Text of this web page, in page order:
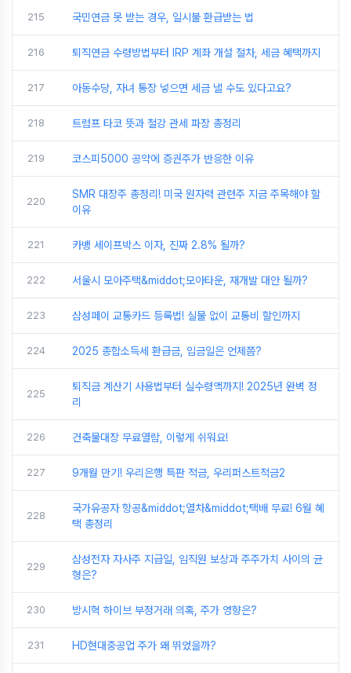
215 국민연금 못 받는 경우, 일시불 환급받는 법
216 퇴직연금 수령방법부터 IRP 계좌 개설 절차, 세금 혜택까지
217 아동수당, 자녀 통장 넣으면 세금 낼 수도 있다고요?
218 트럼프 타코 뜻과 철강 관세 파장 총정리
219 코스피5000 공약에 증권주가 반응한 이유
220
SMR 대장주 총정리! 미국 원자력 관련주 지금 주목해야 할
이유
221 카뱅 세이프박스 이자, 진짜 2.8% 될까?
222 서울시 모아주택&middot;모아타운, 재개발 대안 될까?
223 삼성페이 교통카드 등록법! 실물 없이 교통비 할인까지
224 2025 종합소득세 환급금, 입금일은 언제쯤?
225
퇴직금 계산기 사용법부터 실수령액까지! 2025년 완벽 정
리
226 건축물대장 무료열람, 이렇게 쉬워요!
227 9개월 만기! 우리은행 특판 적금, 우리퍼스트적금2
228
국가유공자 항공&middot;열차&middot;택배 무료! 6월 혜
택 총정리
229
삼성전자 자사주 지급일, 임직원 보상과 주주가치 사이의 균
형은?
230 방시혁 하이브 부정거래 의혹, 주가 영향은?
231 HD현대중공업 주가 왜 뛰었을까?